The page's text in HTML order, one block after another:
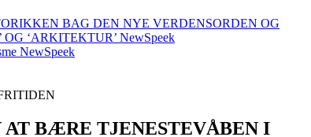
BAG DEN NYE VERDENSORDEN OG
‘ARKITEKTUR’ NewSpeek
NewSpeek
BÆRE TJENESTEVÅBEN I